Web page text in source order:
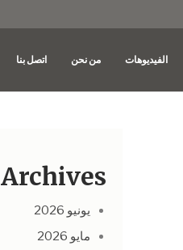
الفيديوهات من نحن اتصل بنا
Archives
يونيو 2026
مايو 2026